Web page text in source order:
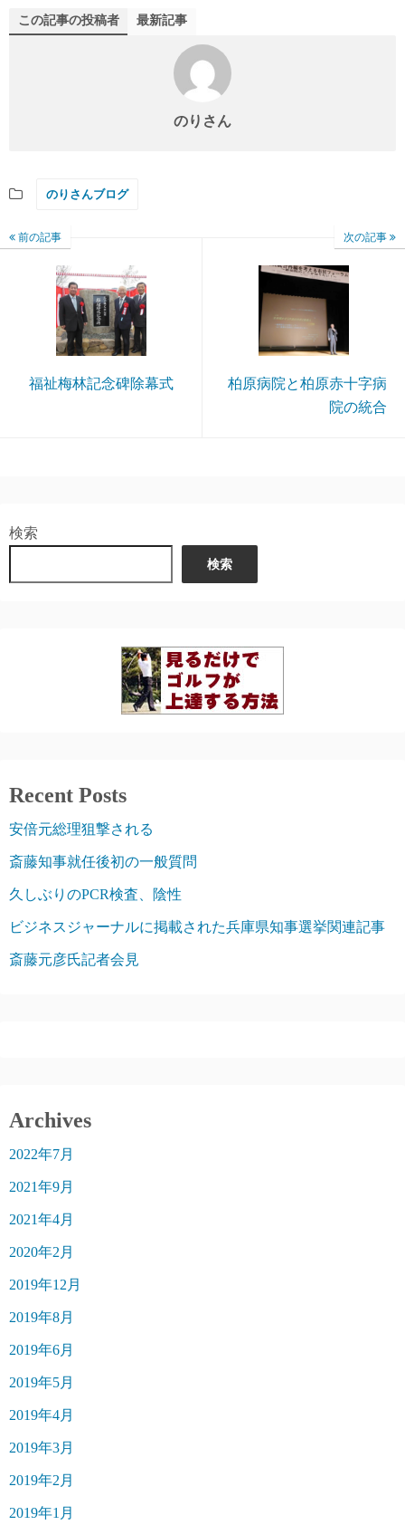
この記事の投稿者 最新記事
のりさん
のりさんブログ
前の記事
福祉梅林記念碑除幕式
次の記事
柏原病院と柏原赤十字病
院の統合
検索
検索
Recent Posts
安倍元総理狙撃される
斎藤知事就任後初の一般質問
久しぶりのPCR検査、陰性
ビジネスジャーナルに掲載された兵庫県知事選挙関連記事
斎藤元彦氏記者会見
Archives
2022年7月
2021年9月
2021年4月
2020年2月
2019年12月
2019年8月
2019年6月
2019年5月
2019年4月
2019年3月
2019年2月
2019年1月